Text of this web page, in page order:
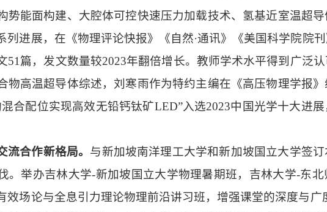
势能面构建、大腔体可控快速压力加载技术、氢基近室温超
列进展，在《物理评论快报》《自然·通讯》《美国科学院院
51篇，发文数量较2023年翻倍增长。教师学术水平得到广泛
物高温超导体综述，刘寒雨作为特约主编在《高压物理学报
合配位实现高效无铅钙钛矿LED”入选2023中国光学十大进
流合作新格局。 与新加坡南洋理工大学和新加坡国立大学签
。举办吉林大学-新加坡国立大学物理暑期班，吉林大学-东
效场论与全息引力理论物理前沿讲习班，增强课堂的深度与广